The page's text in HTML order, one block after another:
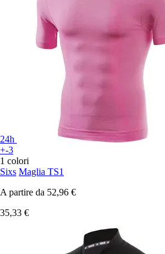
24h
+-3
1 colori
Sixs Maglia TS1
A partire da 52,96 €
35,33 €